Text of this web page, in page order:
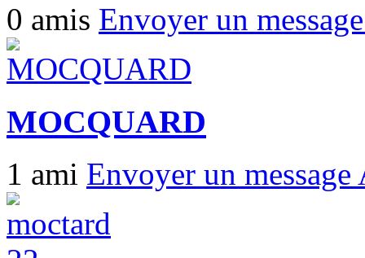
0 amis Envoyer un
MOCQUARD
1 ami Envoyer un message